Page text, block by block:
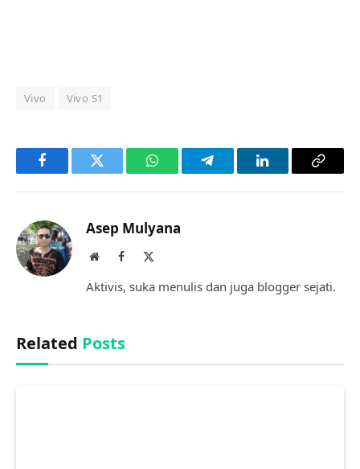
Vivo Vivo S1
FacebookTwitter WhatsAppTelegramLinkedInCopy
Asep Mulyana
WebsiteFacebook
Aktivis, suka menulis dan juga blogger sejati.
Related Posts